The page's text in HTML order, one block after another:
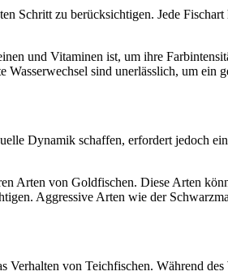
Schritt zu berücksichtigen. Jede
und Vitaminen ist, um ihre
sind unerlässlich, um ein
Dynamik schaffen, erfordert jedoch
von Goldfischen. Diese Arten
Aggressive Arten wie der
von Teichfischen. Während